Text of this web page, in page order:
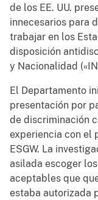
de los EE. UU.
innecesarios para
trabajar en los
disposición
y Nacionalidad
El Departamento
presentación por
de discriminación
experiencia con el
ESGW. La
asilada escoger
aceptables que
estaba autorizada